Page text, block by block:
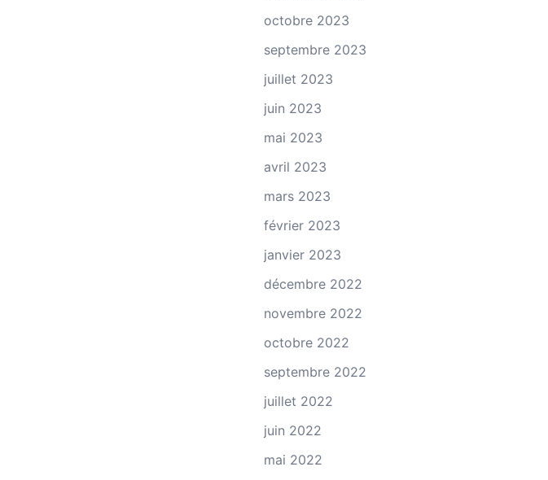
octobre 2023
septembre 2023
juillet 2023
juin 2023
mai 2023
avril 2023
mars 2023
février 2023
janvier 2023
décembre 2022
novembre 2022
octobre 2022
septembre 2022
juillet 2022
juin 2022
mai 2022